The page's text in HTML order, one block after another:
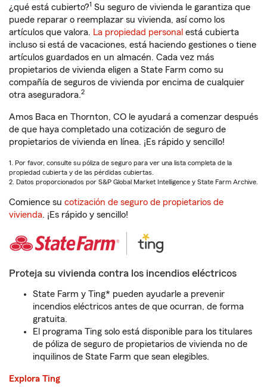
¿qué está cubierto?1 Su seguro de vivienda le garantiza que
puede reparar o reemplazar su vivienda, así como los
artículos que valora. La propiedad personal está cubierta
incluso si está de vacaciones, está haciendo gestiones o tiene
artículos guardados en un almacén. Cada vez más
propietarios de vivienda eligen a State Farm como su
compañía de seguros de vivienda por encima de cualquier
otra aseguradora.2
Amos Baca en Thornton, CO le ayudará a comenzar después
de que haya completado una cotización de seguro de
propietarios de vivienda en línea. ¡Es rápido y sencillo!
1. Por favor, consulte su póliza de seguro para ver una lista completa de la
propiedad cubierta y de las pérdidas cubiertas.
2. Datos proporcionados por S&P Global Market Intelligence y State Farm Archive.
Comience su cotización de seguro de propietarios de
vivienda. ¡Es rápido y sencillo!
Proteja su vivienda contra los incendios eléctricos
State Farm y Ting* pueden ayudarle a prevenir
incendios eléctricos antes de que ocurran, de forma
gratuita.
El programa Ting solo está disponible para los titulares
de póliza de seguro de propietarios de vivienda no de
inquilinos de State Farm que sean elegibles.
Explora Ting